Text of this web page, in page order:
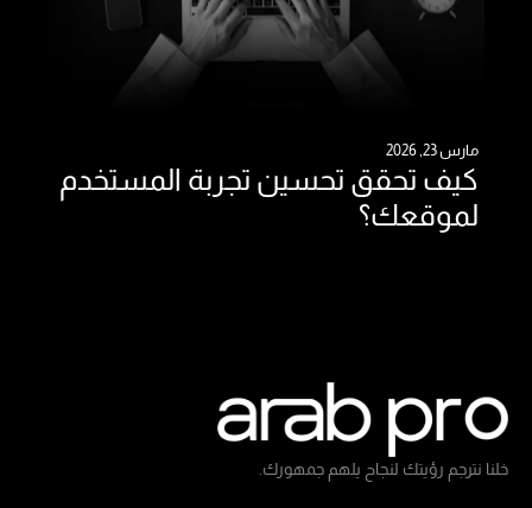
مارس 23, 2026
كيف تحقق تحسين تجربة المستخدم
لموقعك؟
خلنا نترجم رؤيتك لنجاح يلهم جمهورك.